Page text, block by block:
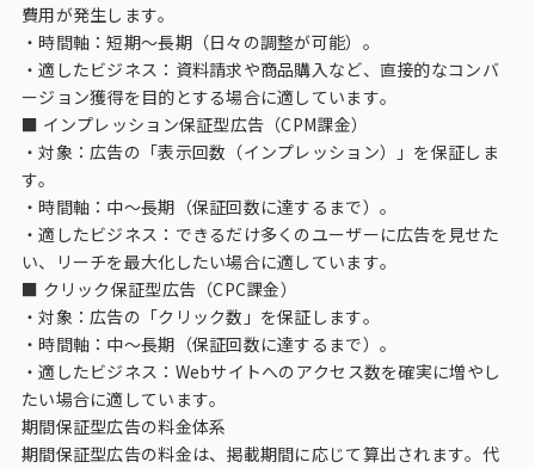
モニタリング／フォローに関する課題
インテージの海外調査
事例紹介
マーケティング用語集
コーポレートサイト
データ活用法・トレンド情報
費用が発生します。
・時間軸：短期〜長期（日々の調整が可能）。
・適したビジネス：資料請求や商品購入など、直接的なコンバ
ージョン獲得を目的とする場合に適しています。
■ インプレッション保証型広告（CPM課金）
・対象：広告の「表示回数（インプレッション）」を保証しま
す。
・時間軸：中〜長期（保証回数に達するまで）。
・適したビジネス：できるだけ多くのユーザーに広告を見せた
い、リーチを最大化したい場合に適しています。
■ クリック保証型広告（CPC課金）
・対象：広告の「クリック数」を保証します。
・時間軸：中〜長期（保証回数に達するまで）。
・適したビジネス：Webサイトへのアクセス数を確実に増やし
たい場合に適しています。
期間保証型広告の料金体系
期間保証型広告の料金は、掲載期間に応じて算出されます。代